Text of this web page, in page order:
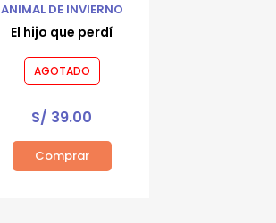
ANIMAL DE INVIERNO
El hijo que perdí
AGOTADO
S/ 39.00
Comprar